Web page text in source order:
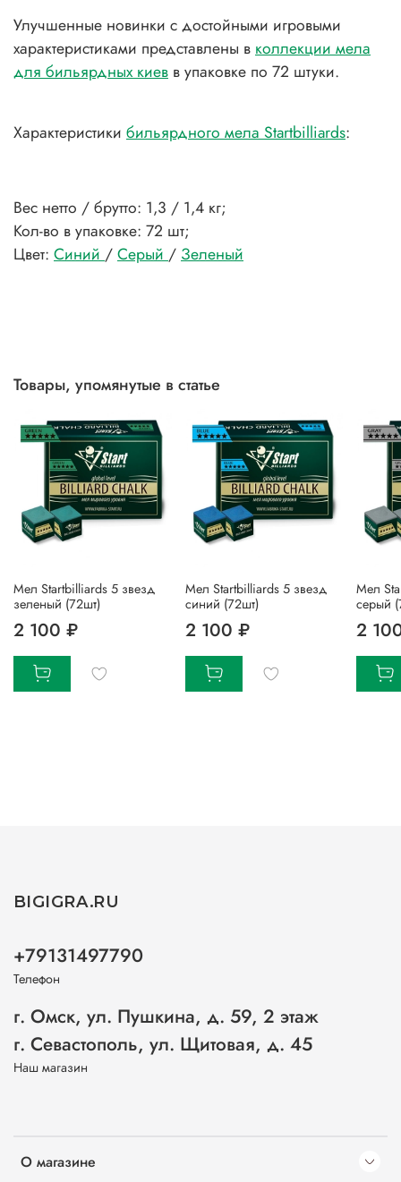
Улучшенные новинки с достойными игровыми
характеристиками представлены в коллекции мела
для бильярдных киев в упаковке по 72 штуки.
Характеристики бильярдного мела Startbilliards:
Вес нетто / брутто: 1,3 / 1,4 кг;
Кол-во в упаковке: 72 шт;
Цвет: Синий /Серый / Зеленый
Товары, упомянутые в статье
Мел Startbilliards 5 звезд
зеленый (72шт)
2 100 ₽
Мел Startbilliards 5 звезд
синий (72шт)
2 100 ₽
Мел
серый
2
О магазине
BIGIGRA.RU
+79131497790
Телефон
г. Омск, ул. Пушкина, д. 59, 2 этаж
г. Севастополь, ул. Щитовая, д. 45
Наш магазин